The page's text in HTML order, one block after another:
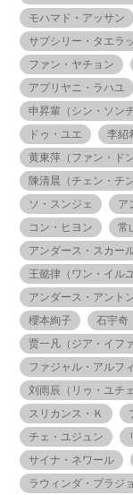
モハマド・アッサン
サプシリー・タエラ
ファン・ヤチョン
アプリヤニ・ラハユ
申昇輩（シン・ソン
ドゥ・ユエ
李紹
黄東萍（ファン・ド
陳清晨（チェン・チ
ソ・スンジェ
ア
コン・ヒヨン
常
アンダース・スカー
王懿律（ワン・イルユ
アンダース・アント
櫻本絢子
石宇奇
贾一凡（ジア・イファ
ファジャル・アルフ
刘雨辰（リゥ・ユチェ
スリカンス・Ｋ
チェ・ユジュン
サイナ・ネワール
ラウィンダ・プラジ